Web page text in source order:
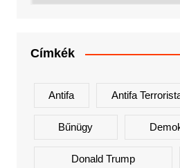
Címkék
Antifa Antifa
Bűnügy
Donald Trump